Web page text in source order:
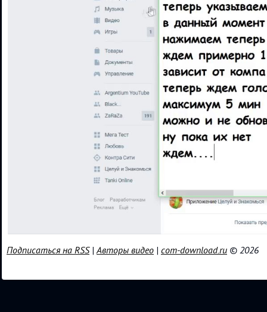
Подписаться на RSS|Авторы видео | com-download.ru © 2026